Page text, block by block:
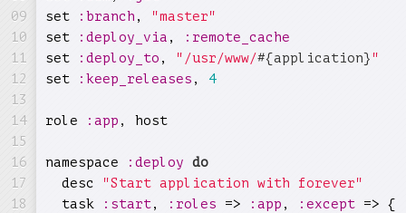
set
:branch ,
"master"
set
:deploy_via ,
:remote_cache
set
:deploy_to , "/usr/www/#{application} "
set
:keep_releases , 4
role :app , host
namespace :deploy
do
  desc
"Start application with forever"
  task
:start, :roles => :app , :except => {